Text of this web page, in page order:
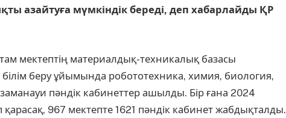
азайтуға мүмкіндік береді, деп хабарлайды ҚР
мектептің материалдық-техникалық базасы
беру ұйымында робототехника, химия, биология,
пәндік кабинеттер ашылды. Бір ғана 2024
967 мектепте 1621 пәндік кабинет жабдықталды.